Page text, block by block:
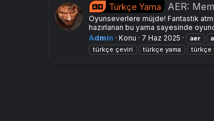
Türkçe Yama AER:
Oyunseverlere müjde! Fantastik
hazırlanan bu yama sayesinde
Admin
Konu 7 Haz 2025 aer
türkçe çeviri
türkçe yama türkçe